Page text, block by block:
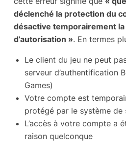
déclenché la protection du
désactive temporairement
d’autorisation ». En termes
Le client du jeu ne peut
serveur d’authentification
Games)
Votre compte est
protégé par le système de
L’accès à votre compte a
raison quelconque